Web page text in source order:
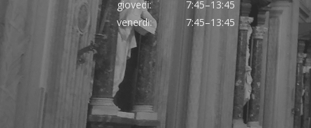
giovedi:
7:45–13:45
venerdi:
7:45–13:45